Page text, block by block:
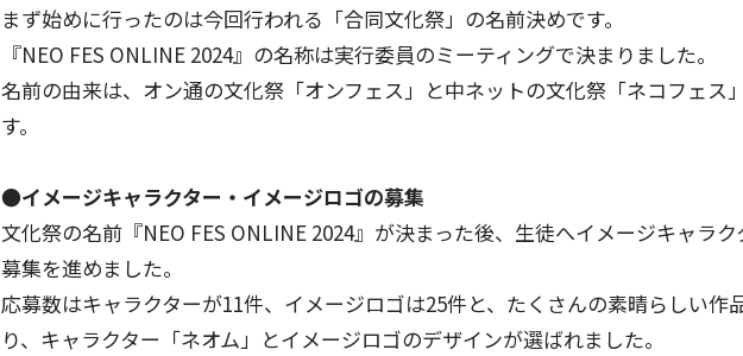
まず始めに行ったのは今回行われる「合同文化祭」の名前決めです。
『NEO FES ONLINE 2024』の名称は実行委員のミーティングで決まりました。
名前の由来は、オン通の文化祭「オンフェス」と中ネットの文化祭「ネコフェス
す。
●イメージキャラクター・イメージロゴの募集
文化祭の名前『NEO FES ONLINE 2024』が決まった後、生徒へイメージキャラ
募集を進めました。
応募数はキャラクターが11件、イメージロゴは25件と、たくさんの素晴らしい作
り、キャラクター「ネオム」とイメージロゴのデザインが選ばれました。